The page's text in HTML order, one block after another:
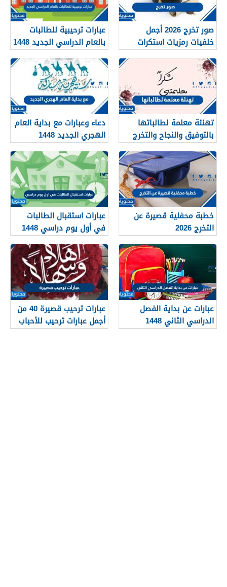
صور تخرج 2026 أجمل
خلفيات رمزيات استكرات
مبروك التخرج 1448
عبارات ترحيبية للطالبات
بالعام الدراسي الجديد 1448
بالصور
تهنئة معلمة لطالباتها
بالتوفيق والنجاح والتخرج
2026
دعاء وعبارات مع بداية العام
الهجري الجديد 1448
خطبة محفلية قصيرة عن
التخرج 2026
عبارات استقبال الطالبات
في أول يوم دراسي 1448
عبارات عن بداية الفصل
الدراسي الثاني 1448
عبارات ترحيب قصيرة 40 من
أجمل عبارات ترحيب للأحباب
والأصدقاء 2026